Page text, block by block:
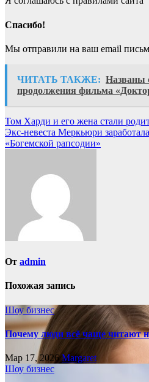
Спасибо!
Мы отправили на ваш email
ЧИТАТЬ ТАКЖЕ: Названы
продолжения фильма
Навигация
по
Том Харди и его жена стали
Экс-невеста Меркьюри
«Богемской рапсодии»
От admin
Похожая запись
Шоу бизнес
Почему люди всё чаще читают
Мар 17, 2026Margaret
Шоу бизнес